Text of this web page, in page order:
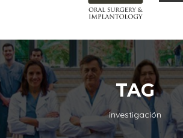
TAG
investigación